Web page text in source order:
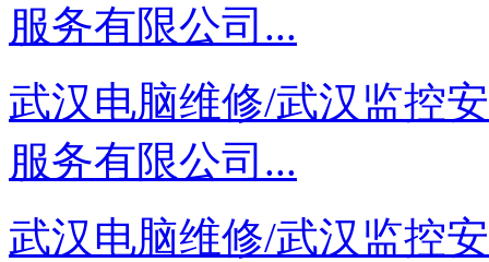
服务有限公司...
武汉电脑维修/武汉监控
服务有限公司...
武汉电脑维修/武汉监控